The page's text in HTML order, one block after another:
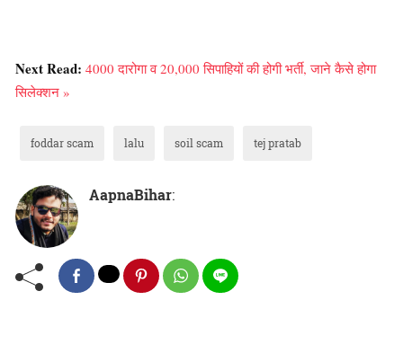
Next Read: 4000 दारोगा व 20,000 सिपाहियों की होगी भर्ती, जाने कैसे होगा
सिलेक्शन »
foddar scam lalu soil scam tej pratab
AapnaBihar: